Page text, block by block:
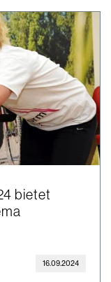
bietet
16.09.2024